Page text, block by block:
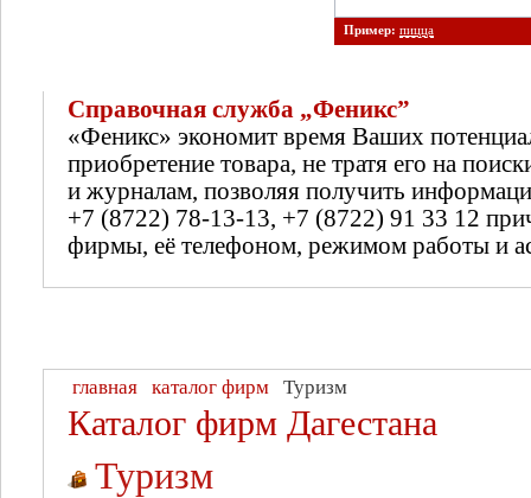
Пример: пицца
Справочная служба „Феникс”
«Феникс» экономит время Ваших
приобретение товара, не тратя его на
и журналам, позволяя получить
+7 (8722) 78-13-13, +7 (8722) 91 33 12
фирмы, её телефоном, режимом работы и
главная каталог фирм Туризм
Каталог фирм Дагестана
Туризм